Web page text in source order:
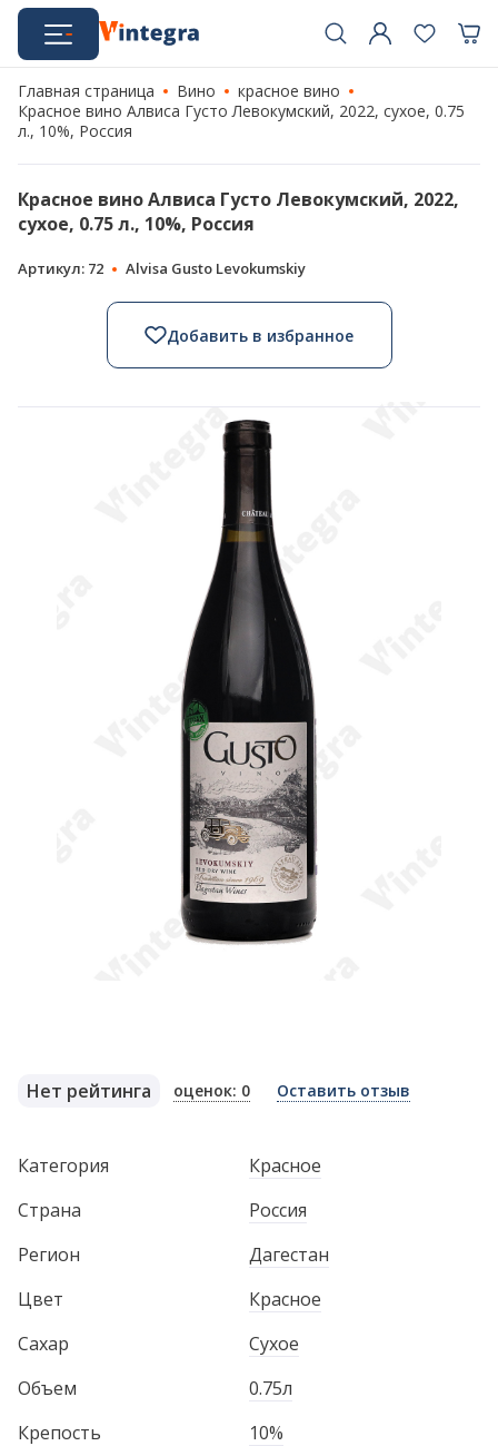
Главная страница Вино
красное вино
Красное вино Алвиса Густо Левокумский, 2022, сухое, 0.75
л., 10%, Россия
Красное вино Алвиса Густо Левокумский, 2022,
сухое, 0.75 л., 10%, Россия
Артикул: 72 Alvisa Gusto Levokumskiy
Добавить в избранное
Нет рейтинга оценок: 0 Оставить отзыв
Категория
Красное
Страна
Россия
Регион
Дагестан
Цвет
Красное
Сахар
Сухое
Объем
0.75л
Крепость
10%